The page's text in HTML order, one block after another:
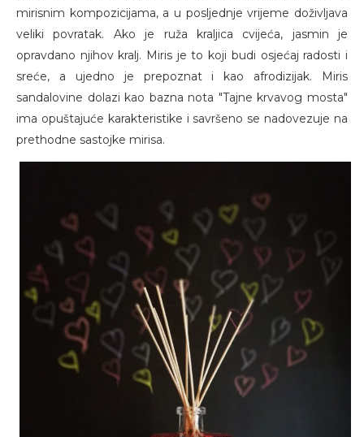
mirisnim kompozicijama, a u posljednje vrijeme doživljava
veliki povratak. Ako je ruža kraljica cvijeća, jasmin je
opravdano njihov kralj. Miris je to koji budi osjećaj radosti i
sreće, a ujedno je prepoznat i kao afrodizijak. Miris
sandalovine dolazi kao bazna nota "Tajne krvavog mosta"
ima opuštajuće karakteristike i savršeno se nadovezuje na
prethodne sastojke mirisa.